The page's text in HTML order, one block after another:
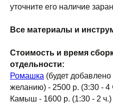
уточните его наличие
Все материалы и
Стоимость и время
отдельности:
Ромашка (будет
желанию) - 2500 р. (3:30 - 4
Камыш - 1600 р. (1:30 - 2 ч.)